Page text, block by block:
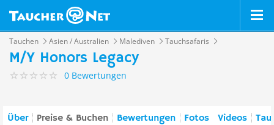
Tauchen Asien / Australien Malediven Tauchsafaris
M/Y Honors Legacy
0 Bewertungen
Über Preise & Buchen Bewertungen Fotos Videos